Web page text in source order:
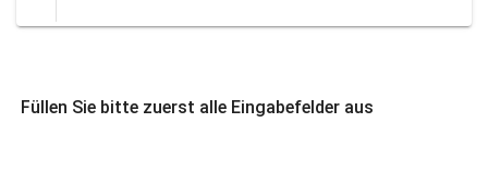
Füllen Sie bitte zuerst alle Eingabefelder aus